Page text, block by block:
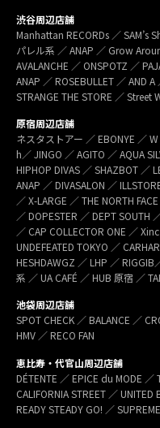
渋谷周辺店舗
Manhattan RECORDs ／ SAM’s
パレル系 ／ ANAP ／ Grow
AVALANCHE ／ ONSPOTZ ／
ANAP ／ ROSEBULLET ／ AND
STRANGE THE STORE ／ Street
原宿周辺店舗
ネスタストアー ／ EBONYE ／
h／ JINGO ／ AGITO ／ AQUA
HIPHOP DIVAS ／ SHAZBOT ／
ANAP ／ DIVASALON ／
／ X-LARGE ／ THE NORTH
／ DOPESTER ／ DEPT SOUTH
／ CAP COLLECTOR ONE ／
UNDEFEATED TOKYO ／
HESHDAWGZ ／ LHP ／ RIGGIB
系 ／ UA CAFÉ ／ HUB 原宿 ／
池袋周辺店舗
SPOT CHECK ／ BALANCE ／
HMV ／ RECO FAN
恵比寿・代官山周辺店舗
DÉTENTE ／ EPICE du MODE ／
CALIFORNIA STREET ／
READY STEADY GO! ／ SUPREME